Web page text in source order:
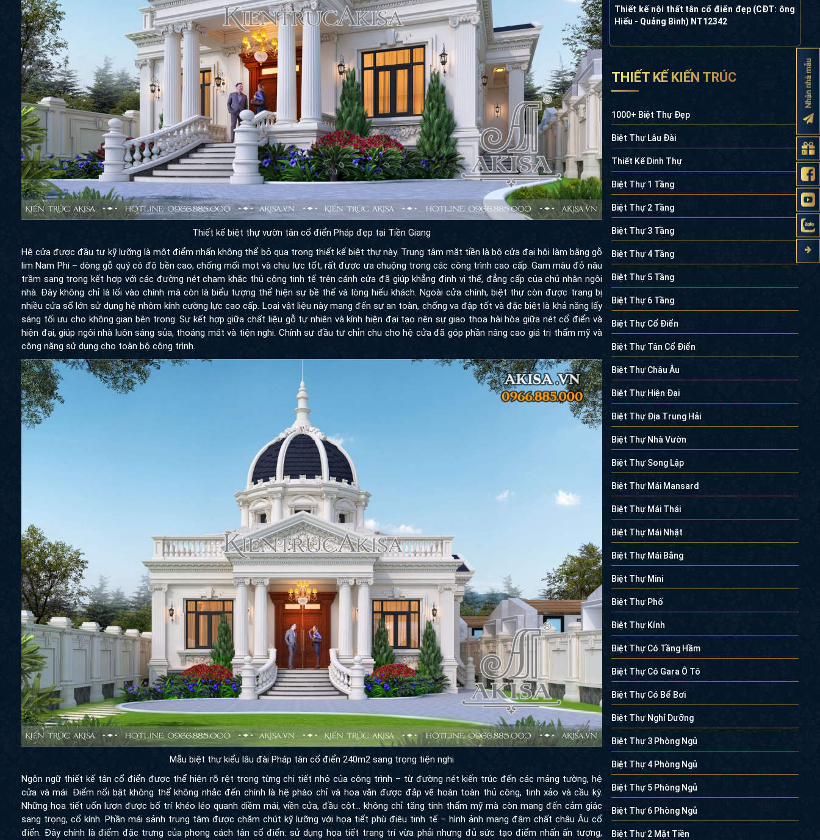
Thiết kế biệt thự vườn tân cổ điển Pháp đẹp tại Tiền Giang
Hệ cửa được đầu tư kỹ lưỡng là một điểm nhấn không thể bỏ qua trong thiết kế biệt thự này. Trung tâm mặt tiền là bộ cửa đại hội làm bằng gỗ
lim Nam Phi – dòng gỗ quý có độ bền cao, chống mối mọt và chịu lực tốt, rất được ưa chuộng trong các công trình cao cấp. Gam màu đỏ nâu
trầm sang trọng kết hợp với các đường nét chạm khắc thủ công tinh tế trên cánh cửa đã giúp khẳng định vị thế, đẳng cấp của chủ nhân ngôi
nhà. Đây không chỉ là lối vào chính mà còn là biểu tượng thể hiện sự bề thế và lòng hiếu khách. Ngoài cửa chính, biệt thự còn được trang bị
nhiều cửa sổ lớn sử dụng hệ nhôm kính cường lực cao cấp. Loại vật liệu này mang đến sự an toàn, chống va đập tốt và đặc biệt là khả năng lấy
sáng tối ưu cho không gian bên trong. Sự kết hợp giữa chất liệu gỗ tự nhiên và kính hiện đại tạo nên sự giao thoa hài hòa giữa nét cổ điển và
hiện đại, giúp ngôi nhà luôn sáng sủa, thoáng mát và tiện nghi. Chính sự đầu tư chỉn chu cho hệ cửa đã góp phần nâng cao giá trị thẩm mỹ và
công năng sử dụng cho toàn bộ công trình.
Mẫu biệt thự kiểu lâu đài Pháp tân cổ điển 240m2 sang trọng tiện nghi
Ngôn ngữ thiết kế tân cổ điển được thể hiện rõ rệt trong từng chi tiết nhỏ của công trình – từ đường nét kiến trúc đến các mảng tường, hệ
cửa và mái. Điểm nổi bật không thể không nhắc đến chính là hệ phào chỉ và hoa văn được đắp vẽ hoàn toàn thủ công, tinh xảo và cầu kỳ.
Những họa tiết uốn lượn được bố trí khéo léo quanh diềm mái, viền cửa, đầu cột… không chỉ tăng tính thẩm mỹ mà còn mang đến cảm giác
sang trọng, cổ kính. Phần mái sảnh trung tâm được chăm chút kỹ lưỡng với họa tiết phù điêu tinh tế – hình ảnh mang đậm chất châu Âu cổ
điển. Đây chính là điểm đặc trưng của phong cách tân cổ điển: sử dụng họa tiết trang trí vừa phải nhưng đủ sức tạo điểm nhấn ấn tượng,
Thiết kế nội thất tân cổ điển đẹp (CĐT: ông
Hiếu - Quảng Bình) NT12342
THIẾT KẾ KIẾN TRÚC
1000+ Biệt Thự Đẹp
Biệt Thự Lâu Đài
Thiết Kế Dinh Thự
Biệt Thự 1 Tầng
Biệt Thự 2 Tầng
Biệt Thự 3 Tầng
Biệt Thự 4 Tầng
Biệt Thự 5 Tầng
Biệt Thự 6 Tầng
Biệt Thự Cổ Điển
Biệt Thự Tân Cổ Điển
Biệt Thự Châu Âu
Biệt Thự Hiện Đại
Biệt Thự Địa Trung Hải
Biệt Thự Nhà Vườn
Biệt Thự Song Lập
Biệt Thự Mái Mansard
Biệt Thự Mái Thái
Biệt Thự Mái Nhật
Biệt Thự Mái Bằng
Biệt Thự Mini
Biệt Thự Phố
Biệt Thự Kính
Biệt Thự Có Tầng Hầm
Biệt Thự Có Gara Ô Tô
Biệt Thự Có Bể Bơi
Biệt Thự Nghỉ Dưỡng
Biệt Thự 3 Phòng Ngủ
Biệt Thự 4 Phòng Ngủ
Biệt Thự 5 Phòng Ngủ
Biệt Thự 6 Phòng Ngủ
Biệt Thự 2 Mặt Tiền
Nhận nhà mẫu